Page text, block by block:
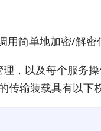
简单地加密/解
，以及每个服务
传输装载具有以下